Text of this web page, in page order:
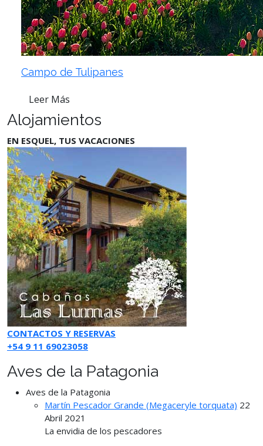
Campo de Tulipanes
Leer Más
Alojamientos
EN ESQUEL, TUS VACACIONES
CONTACTOS Y RESERVAS
+54 9 11 69023058
Aves de la Patagonia
Aves de la Patagonia
Martín Pescador Grande (Megaceryle torquata) 22
Abril 2021
La envidia de los pescadores